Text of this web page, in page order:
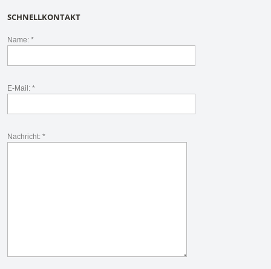
SCHNELLKONTAKT
Name: *
E-Mail: *
Nachricht: *